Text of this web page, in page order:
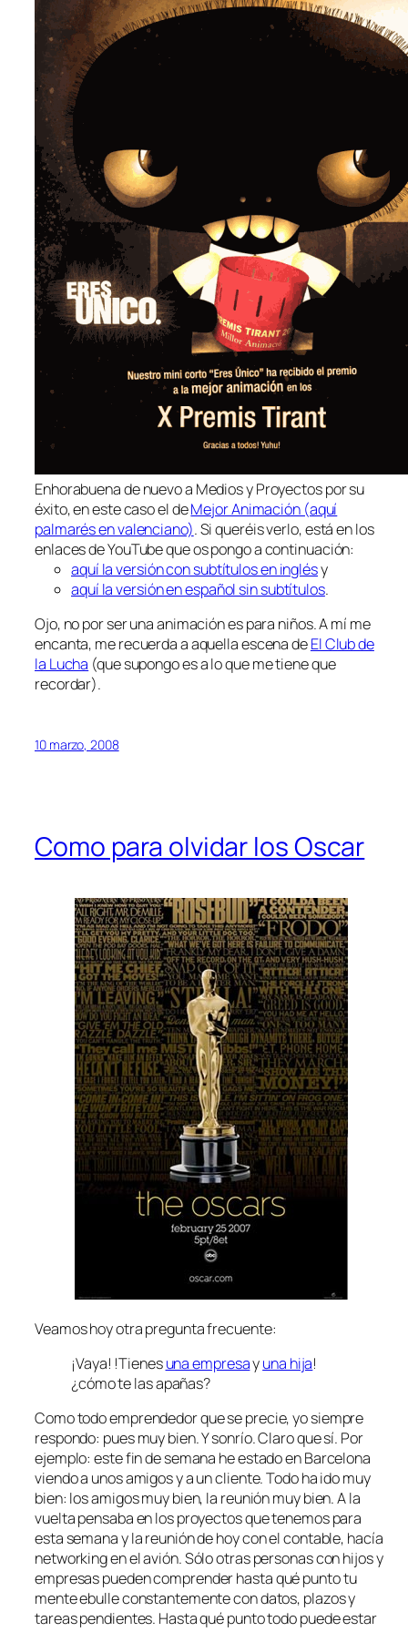
Enhorabuena de nuevo a Medios y Proyectos por su
éxito, en este caso el deMejor Animación (aquí
palmarés en valenciano). Si queréis verlo, está en los
enlaces de YouTube que os pongo a continuación:
aquí la versión con subtítulos en inglésy
aquí la versión en español sin subtítulos.
Ojo, no por ser una animación es para niños. A mí me
encanta, me recuerda a aquella escena deEl Club de
la Lucha (que supongo es a lo que me tiene que
recordar).
10 marzo, 2008
Como para olvidar los Oscar
Veamos hoy otra pregunta frecuente:
¡Vaya! !Tienesuna empresayuna hija!
¿cómo te las apañas?
Como todo emprendedor que se precie, yo siempre
respondo: pues muy bien. Y sonrío. Claro que sí. Por
ejemplo: este fin de semana he estado en Barcelona
viendo a unos amigos y a un cliente. Todo ha ido muy
bien: los amigos muy bien, la reunión muy bien. A la
vuelta pensaba en los proyectos que tenemos para
esta semana y la reunión de hoy con el contable, hacía
networkingen el avión. Sólo otras personas con hijosy
empresas pueden comprender hasta qué punto tu
mente ebulle constantemente con datos, plazos y
tareas pendientes. Hasta qué punto todo puede estar